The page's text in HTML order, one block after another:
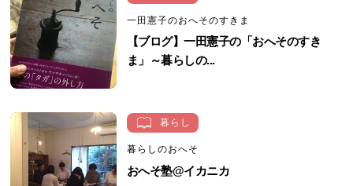
一田憲子のおへそのすきま
【ブログ】一田憲子の「おへそのすき
ま」～暮らしの...
暮らし
暮らしのおへそ
おへそ塾@イカニカ